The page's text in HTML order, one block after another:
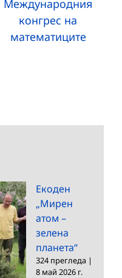
Международния
конгрес на
математиците
Екоден
„Мирен
атом –
зелена
планета“
324 прегледа |
8 май 2026 г.